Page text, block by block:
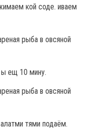
кой соде. иваем
ы ещ 10 мину.
тями подаём.